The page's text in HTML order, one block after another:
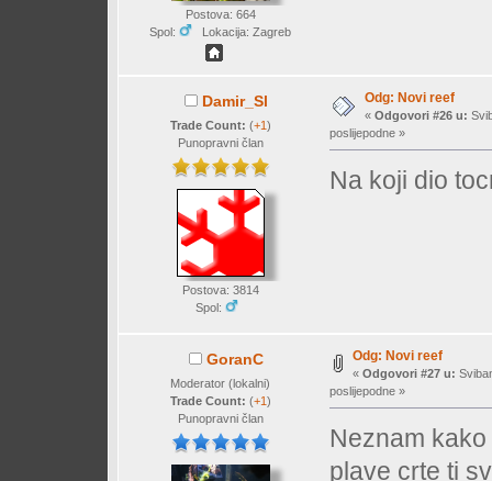
Postova: 664
Spol:
Lokacija: Zagreb
Damir_Sl
Trade Count: (+1)
Punopravni član
Postova: 3814
Spol:
Odg: Novi reef
« Odgovori #26 u:
poslijepodne »
Na koji dio
GoranC
Moderator (lokalni)
Trade Count: (+1)
Punopravni član
Odg: Novi reef
« Odgovori #27 u:
poslijepodne »
Neznam
plave crte ti